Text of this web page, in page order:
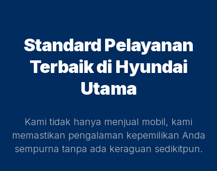
Standard Pelayanan
Terbaik di Hyundai
Utama
Kami tidak hanya menjual mobil, kami
memastikan pengalaman kepemilikan Anda
sempurna tanpa ada keraguan sedikitpun.